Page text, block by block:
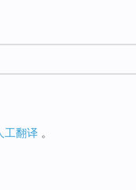
工翻译 。